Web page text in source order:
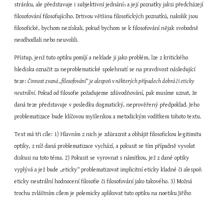
stránku, ale představuje i subjektivní jednání3 a její poznatky jaksi předcházejí
filosofování filosofujícího. Drtivou většinu filosofických poznatků, nakolik jsou
filosofické, bychom nezískali, pokud bychom se k filosofování nějak svobodně
neodhodlali nebo neuvolili.
Přístup, jenž tuto optiku pomíjí a neklade ji jako problém, lze z kritického
hlediska označit za neproblematické spolehnutí se na pravdivost následující
teze: Činnost zvaná „filosofování“ je alespoň v některých případech dobrá či eticky
neutrální. Pokud od filosofie požadujeme zdůvodňování, pak musíme uznat, že
daná teze představuje v posledku dogmatický, neprověřený předpoklad. Jeho
problematizace bude klíčovou myšlenkou a metodickým vodítkem tohoto textu.
Text má tři cíle: 1) Hlavním z nich je zdůraznit a obhájit filosofickou legitimitu
optiky, z níž daná problematizace vychází, a pokusit se tím případně vyvolat
diskusi na toto téma. 2) Pokusit se vyrovnat s námitkou, jež z dané optiky
vyplývá a jež bude „eticky“ problematizovat implicitní eticky kladné či alespoň
eticky neutrální hodnocení filosofie či filosofování jako takového. 3) Možná
trochu zvláštním cílem je polemicky aplikovat tuto optiku na noetiku Jiřího